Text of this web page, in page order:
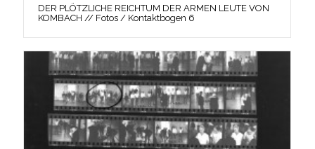
DER PLÖTZLICHE REICHTUM DER ARMEN LEUTE VON
KOMBACH // Fotos / Kontaktbogen 6